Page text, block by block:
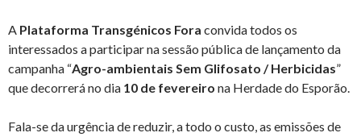
A Plataforma Transgénicos Fora convida todos os
interessados a participar na sessão pública de lançamento da
campanha “Agro-ambientais Sem Glifosato / Herbicidas”
que decorrerá no dia 10 de fevereiro na Herdade do Esporão.
Fala-se da urgência de reduzir, a todo o custo, as emissões de